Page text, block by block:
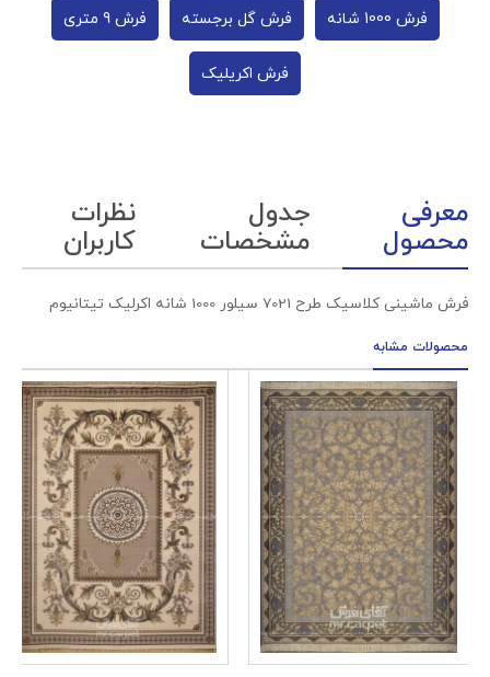
فرش 1000 شانه فرش گل برجسته فرش 9 متری
فرش اکریلیک
معرفی
محصول
جدول
مشخصات
نظرات
کاربران
فرش ماشینی کلاسیک طرح 7021 سیلور 1000 شانه اکرلیک تیتانیوم
محصولات مشابه